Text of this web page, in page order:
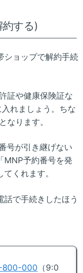
約する)
ショップで解約手続
証や健康保険証な
入れましょう。ちな
となります。
号が引き継げない
MNP予約番号を発
くれます。
話で手続きしたほう
800-000 （9:0